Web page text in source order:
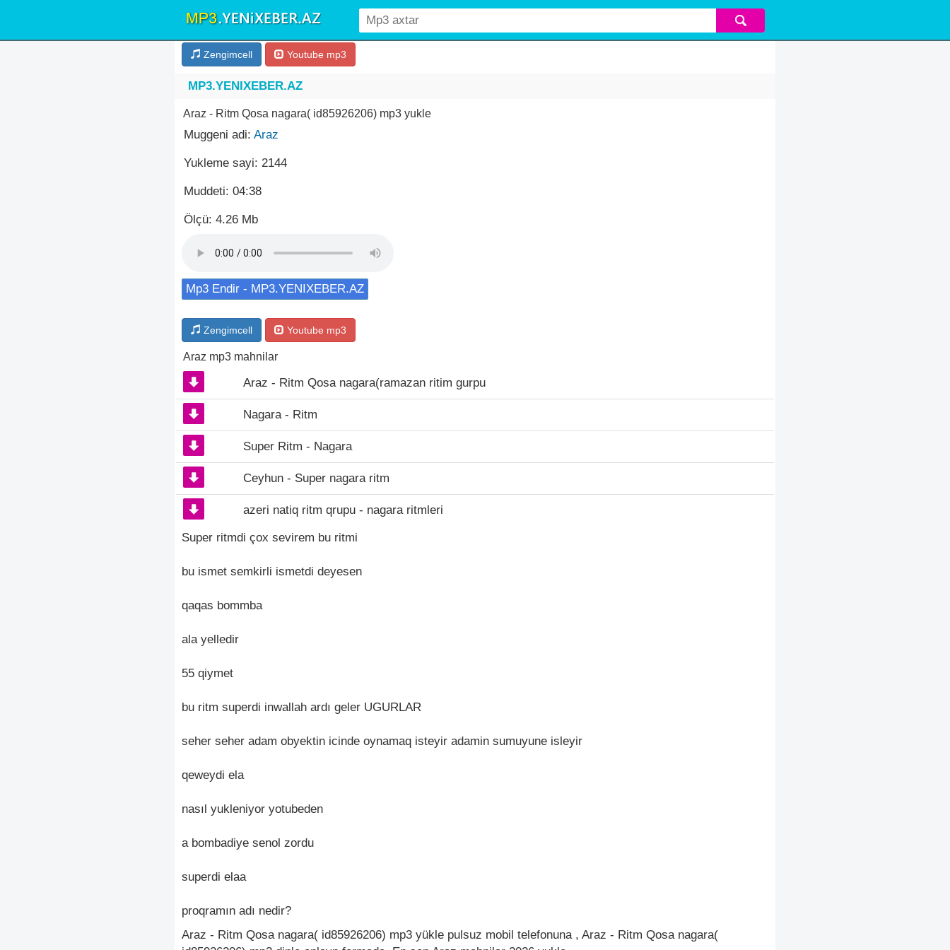
Zengimcell Youtube mp3
MP3.YENIXEBER.AZ
Araz - Ritm Qosa nagara( id85926206) mp3 yukle
Muggeni adi: Araz
Yukleme sayi: 2144
Muddeti: 04:38
Ölçü: 4.26 Mb
Mp3 Endir - MP3.YENIXEBER.AZ
Zengimcell Youtube mp3
Araz mp3 mahnilar
Araz - Ritm Qosa nagara(ramazan ritim gurpu
Nagara - Ritm
Super Ritm - Nagara
Ceyhun - Super nagara ritm
azeri natiq ritm qrupu - nagara ritmleri
Super ritmdi çox sevirem bu ritmi
bu ismet semkirli ismetdi deyesen
qaqas bommba
ala yelledir
55 qiymet
bu ritm superdi inwallah ardı geler UGURLAR
seher seher adam obyektin icinde oynamaq isteyir adamin sumuyune isleyir
qeweydi ela
nasıl yukleniyor yotubeden
a bombadiye senol zordu
superdi elaa
proqramın adı nedir?
Araz - Ritm Qosa nagara( id85926206) mp3 yükle pulsuz mobil telefonuna , Araz - Ritm Qosa nagara(